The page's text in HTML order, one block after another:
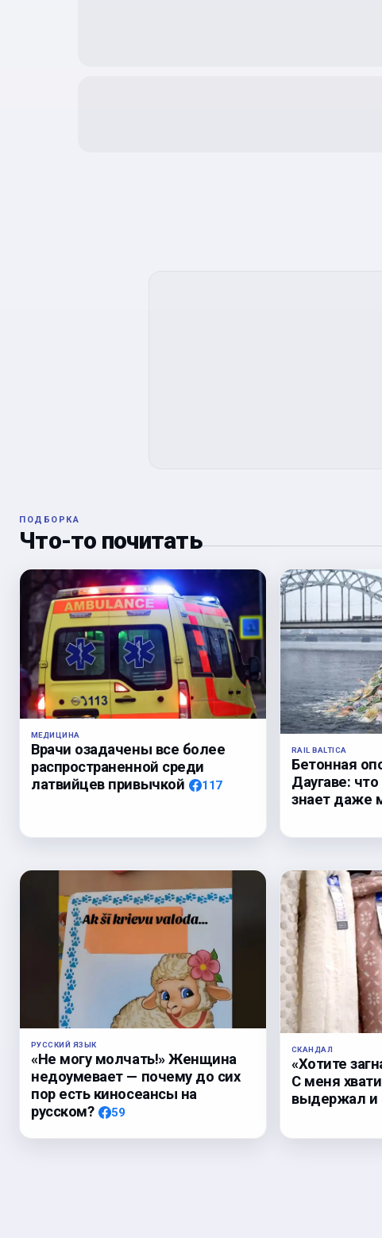
ПОДБОРКА
Что-то почитать
МЕДИЦИНА
Врачи озадачены все более
распространенной среди
латвийцев привычкой
117
RAIL BALTICA
Бетонная
Даугаве:
знает даже
РУССКИЙ ЯЗЫК
«Не могу молчать!» Женщина
недоумевает — почему до сих
пор есть киносеансы на
русском?
59
СКАНДАЛ
«Хотите
С меня
выдержал и